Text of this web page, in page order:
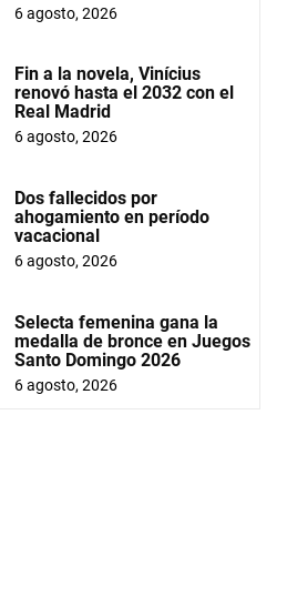
6 agosto, 2026
Fin a la novela, Vinícius
renovó hasta el 2032 con el
Real Madrid
6 agosto, 2026
Dos fallecidos por
ahogamiento en período
vacacional
6 agosto, 2026
Selecta femenina gana la
medalla de bronce en Juegos
Santo Domingo 2026
6 agosto, 2026